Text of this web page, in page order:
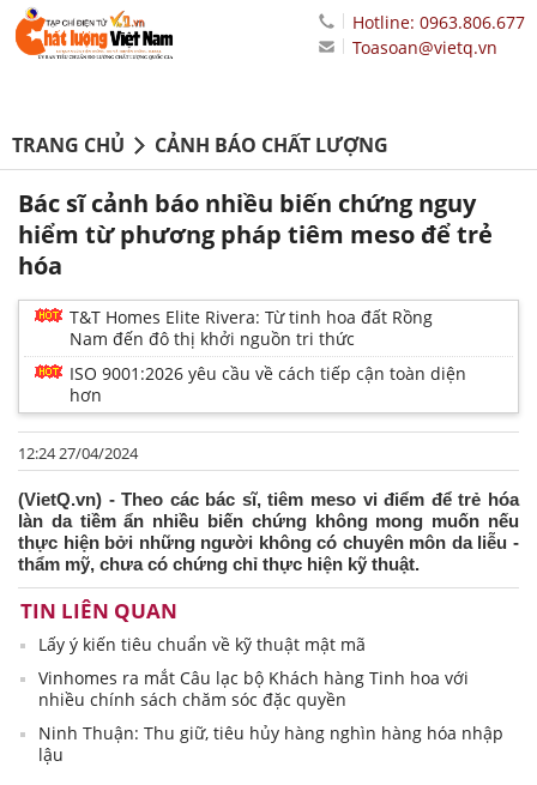
Hotline: 0963.806.677
Toasoan@vietq.vn
TRANG CHỦ CẢNH BÁO CHẤT LƯỢNG
Bác sĩ cảnh báo nhiều biến chứng nguy
hiểm từ phương pháp tiêm meso để trẻ
hóa
T&T Homes Elite Rivera: Từ tinh hoa đất Rồng
Nam đến đô thị khởi nguồn tri thức
ISO 9001:2026 yêu cầu về cách tiếp cận toàn diện
hơn
12:24 27/04/2024
(VietQ.vn) - Theo các bác sĩ, tiêm meso vi điểm để trẻ hóa
làn da tiềm ẩn nhiều biến chứng không mong muốn nếu
thực hiện bởi những người không có chuyên môn da liễu -
thẩm mỹ, chưa có chứng chỉ thực hiện kỹ thuật.
TIN LIÊN QUAN
Lấy ý kiến tiêu chuẩn về kỹ thuật mật mã
Vinhomes ra mắt Câu lạc bộ Khách hàng Tinh hoa với
nhiều chính sách chăm sóc đặc quyền
Ninh Thuận: Thu giữ, tiêu hủy hàng nghìn hàng hóa nhập
lậu